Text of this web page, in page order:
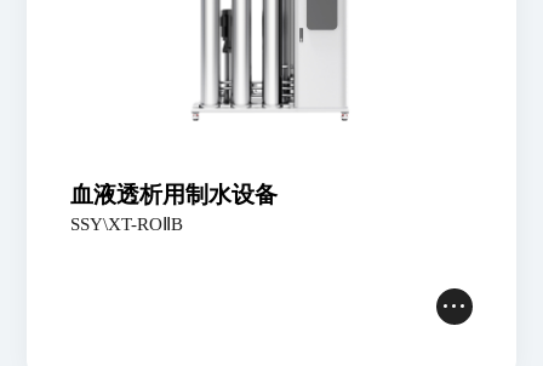
血液透析用制水设备
SSY\XT-ROⅡB